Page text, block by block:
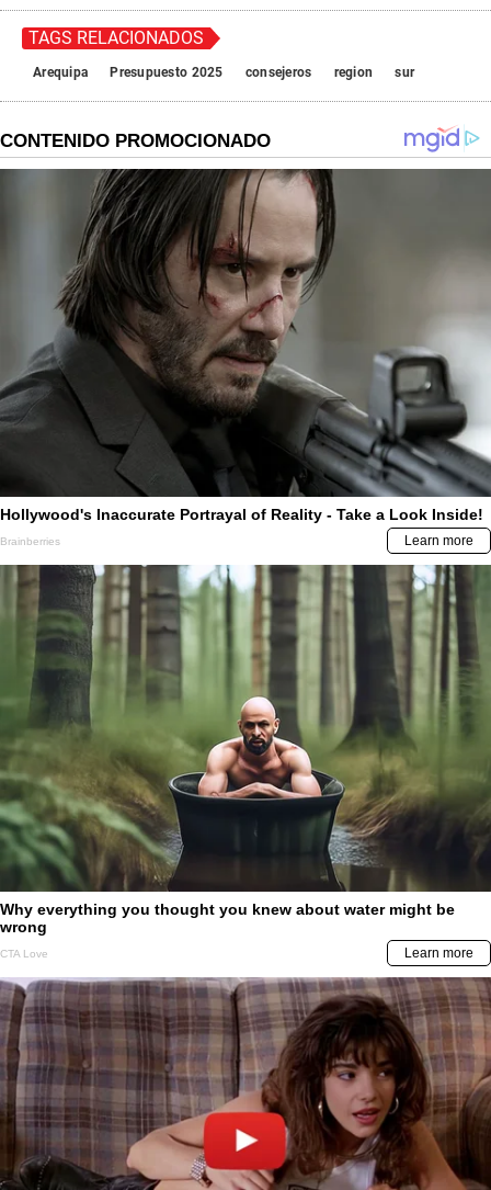
TAGS RELACIONADOS
Arequipa Presupuesto 2025 consejeros region sur